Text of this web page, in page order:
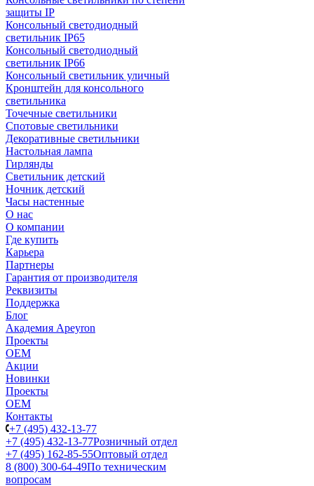
защиты IP
Консольный светодиодный
светильник IP65
Консольный светодиодный
светильник IP66
Консольный светильник уличный
Кронштейн для консольного
светильника
Точечные светильники
Спотовые светильники
Декоративные светильники
Настольная лампа
Гирлянды
Светильник детский
Ночник детский
Часы настенные
О нас
О компании
Где купить
Карьера
Партнеры
Гарантия от производителя
Реквизиты
Поддержка
Блог
Академия Apeyron
Проекты
ОЕМ
Акции
Новинки
Проекты
ОЕМ
Контакты
+7 (495) 432-13-77
+7 (495) 432-13-77Розничный отдел
+7 (495) 162-85-55Оптовый отдел
8 (800) 300-64-49По техническим
вопросам